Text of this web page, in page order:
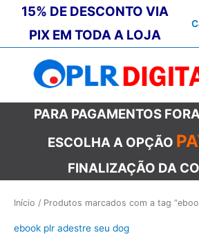
conteúdo
15% DE DESCONTO VIA
PIX EM TODA A LOJA
PARA PAGAMENTOS
ESCOLHA A OPÇÃO
FINALIZAÇÃO DA
Início / Produtos marcados com a tag
ebook plr adestre seu dog